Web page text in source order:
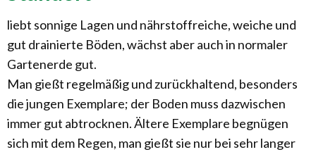
liebt sonnige Lagen und nährstoffreiche, weiche und
gut drainierte Böden, wächst aber auch in normaler
Gartenerde gut.
Man gießt regelmäßig und zurückhaltend, besonders
die jungen Exemplare; der Boden muss dazwischen
immer gut abtrocknen. Ältere Exemplare begnügen
sich mit dem Regen, man gießt sie nur bei sehr langer